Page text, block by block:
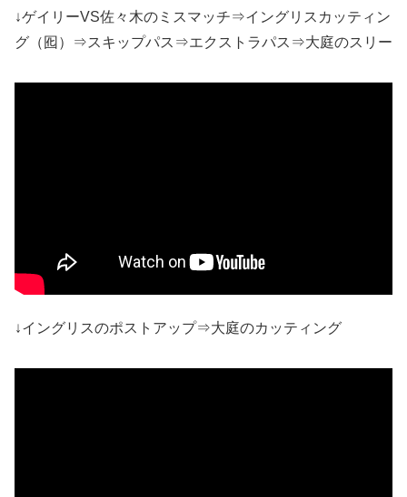
↓ゲイリーVS佐々木のミスマッチ⇒イングリスカッティン
グ（囮）⇒スキップパス⇒エクストラパス⇒大庭のスリー
↓イングリスのポストアップ⇒大庭のカッティング